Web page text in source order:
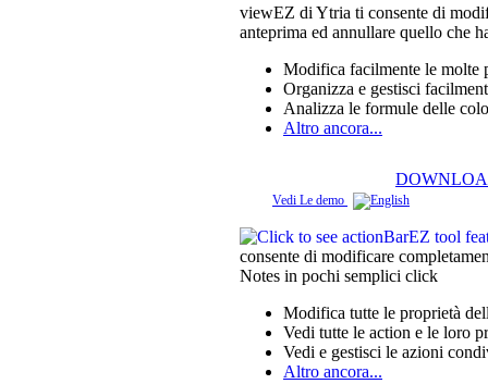
viewEZ di Ytria ti consente di
anteprima ed annullare quello che
Modifica facilmente le molte
Organizza e gestisci
Analizza le formule delle
Altro ancora...
Vedi Le demo
consente di modificare
Notes in pochi semplici click
Modifica tutte le proprietà
Vedi tutte le action e le loro
Vedi e gestisci le azioni
Altro ancora...